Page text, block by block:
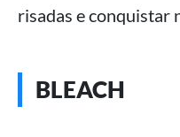
risadas e conquistar
BLEACH